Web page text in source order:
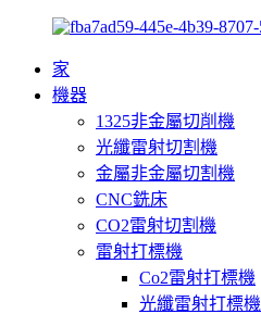
家
機器
1325非金屬切削機
光纖雷射切割機
金屬非金屬切割機
CNC銑床
CO2雷射切割機
雷射打標機
Co2雷射打標機
光纖雷射打標機